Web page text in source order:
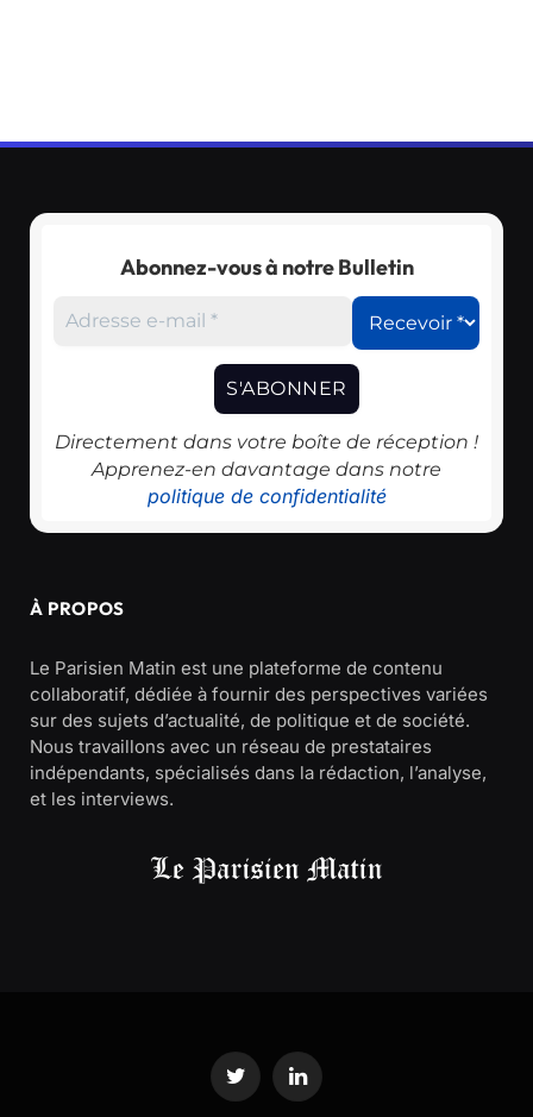
Abonnez-vous à notre Bulletin
Directement dans votre boîte de réception !
Apprenez-en davantage dans notre
politique de confidentialité
À PROPOS
Le Parisien Matin est une plateforme de contenu
collaboratif, dédiée à fournir des perspectives variées
sur des sujets d’actualité, de politique et de société.
Nous travaillons avec un réseau de prestataires
indépendants, spécialisés dans la rédaction, l’analyse,
et les interviews.
Twitter LinkedIn